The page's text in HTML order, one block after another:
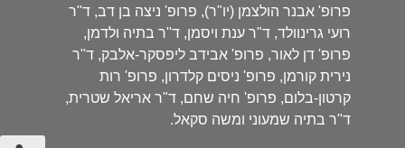
פרופ' אבנר הולצמן (יו"ר), פרופ' ניצה בן דב, ד"ר
רועי גרינוולד, ד"ר ענת ויסמן, ד"ר בתיה ולדמן,
פרופ' דן לאור, פרופ' אבידב ליפסקר-אלבק, ד"ר
נירית קורמן, פרופ' ניסים קלדרון, פרופ' רות
קרטון-בלום, פרופ' חיה שחם, ד"ר אריאל שטרית,
ד"ר בתיה שמעוני ומשה סקאל.